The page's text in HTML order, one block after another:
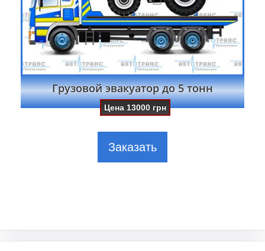
Грузовой эвакуатор до 5 тонн
Цена 13000 грн
Заказать